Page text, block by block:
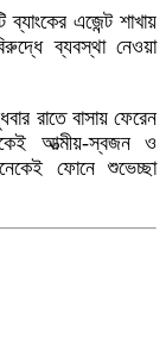
এজেন্ট শাখায়
ব্যবস্থা নেওয়া
রাতে বাসায় ফেরেন
আত্মীয়-স্বজন ও
ফোনে শুভেচ্ছা